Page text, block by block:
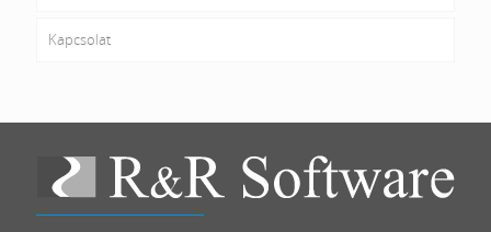
Kapcsolat